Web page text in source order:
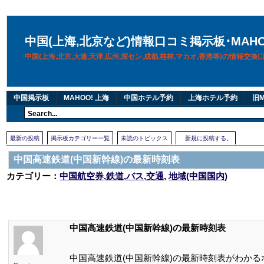
中国(上海,北京など)情報口コミ掲示板･
中国(上海,北京,大連,天津,広州,深セン,成都,桂林,マカオ,香港等)の情報交換
中国掲示板 MAHOO! 上海 中国ホテル予約 上海ホテル予約 旧
最新の投稿 掲示板カテゴリー一覧 未読のトピックス 新規に投稿する。
中国高速鉄道(中国新幹線)の最新時刻表
カテゴリー： 中国航空券,鉄道,バス,交通,地域(中国国内)
中国高速鉄道(中国新幹線)の最新時刻表
中国高速鉄道(中国新幹線)の最新時刻表がわかる